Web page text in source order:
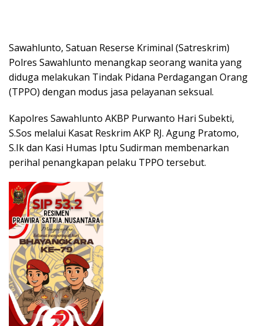
Sawahlunto, Satuan Reserse Kriminal (Satreskrim)
Polres Sawahlunto menangkap seorang wanita yang
diduga melakukan Tindak Pidana Perdagangan Orang
(TPPO) dengan modus jasa pelayanan seksual.
Kapolres Sawahlunto AKBP Purwanto Hari Subekti,
S.Sos melalui Kasat Reskrim AKP RJ. Agung Pratomo,
S.Ik dan Kasi Humas Iptu Sudirman membenarkan
perihal penangkapan pelaku TPPO tersebut.